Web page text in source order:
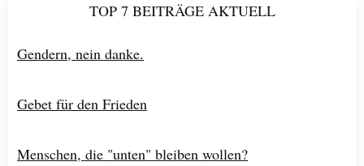
TOP 7 BEITRÄGE AKTUELL
Gendern, nein danke.
Gebet für den Frieden
Menschen, die "unten" bleiben wollen?